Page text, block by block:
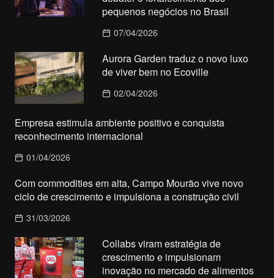
pequenos negócios no Brasil
07/04/2026
Aurora Garden traduz o novo luxo
de viver bem no Ecoville
02/04/2026
Empresa estimula ambiente positivo e conquista
reconhecimento internacional
01/04/2026
Com commodities em alta, Campo Mourão vive novo
ciclo de crescimento e impulsiona a construção civil
31/03/2026
Collabs viram estratégia de
crescimento e impulsionam
inovação no mercado de alimentos